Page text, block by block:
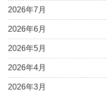
2026年7月
2026年6月
2026年5月
2026年4月
2026年3月